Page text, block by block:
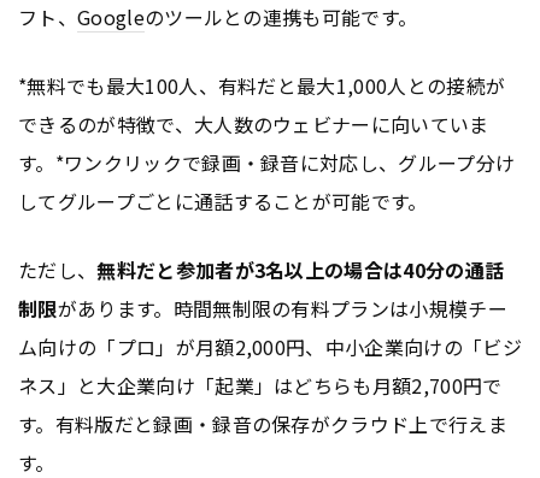
フト、 Googleのツールとの連携も可能です。
*無料でも最大100人、有料だと最大1,000人との接続が
できるのが特徴で、大人数のウェビナーに向いていま
す。*ワンクリックで録画・録音に対応し、グループ分け
してグループごとに通話することが可能です。
ただし、無料だと参加者が3名以上の場合は40分の通話
制限があります。時間無制限の有料プランは小規模チー
ム向けの「プロ」が月額2,000円、中小企業向けの「ビジ
ネス」と大企業向け「起業」はどちらも月額2,700円で
す。有料版だと録画・録音の保存がクラウド上で行えま
す。